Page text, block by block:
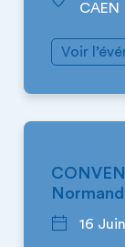
CAEN
Voir
16